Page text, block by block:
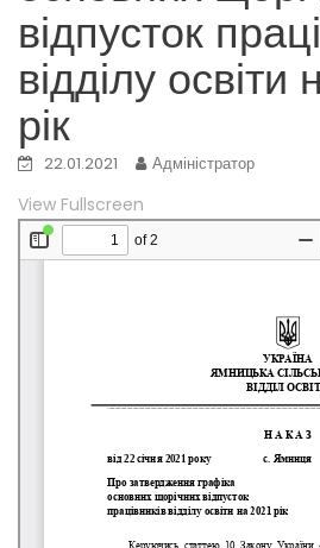
відпусток
відділу освіти
рік
22.01.2021 Адміністратор
View Fullscreen